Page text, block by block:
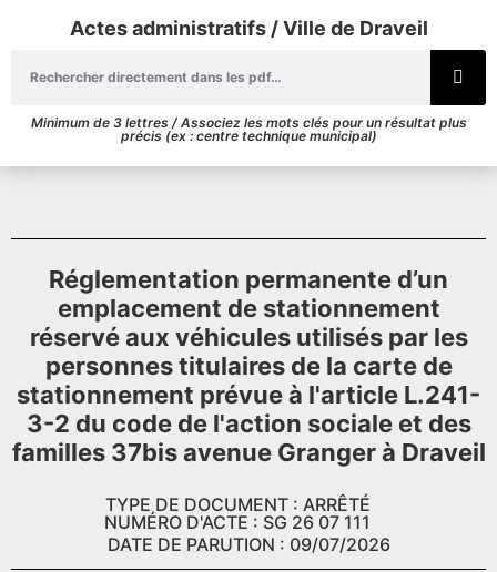
Actes administratifs / Ville de Draveil
Minimum de 3 lettres / Associez les mots clés pour un résultat plus
précis (ex : centre technique municipal)
Réglementation permanente d’un
emplacement de stationnement
réservé aux véhicules utilisés par les
personnes titulaires de la carte de
stationnement prévue à l'article L.241-
3-2 du code de l'action sociale et des
familles 37bis avenue Granger à Draveil
TYPE DE DOCUMENT : ARRÊTÉ
NUMÉRO D'ACTE : SG 26 07 111
DATE DE PARUTION : 09/07/2026